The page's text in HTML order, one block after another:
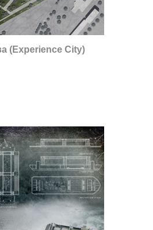
(Experience City)